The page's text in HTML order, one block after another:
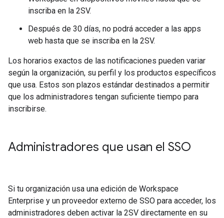
inscriba en la 2SV.
Después de 30 días, no podrá acceder a las apps
web hasta que se inscriba en la 2SV.
Los horarios exactos de las notificaciones pueden variar
según la organización, su perfil y los productos específicos
que usa. Estos son plazos estándar destinados a permitir
que los administradores tengan suficiente tiempo para
inscribirse.
Administradores que usan el SSO
Si tu organización usa una edición de Workspace
Enterprise y un proveedor externo de SSO para acceder, los
administradores deben activar la 2SV directamente en su